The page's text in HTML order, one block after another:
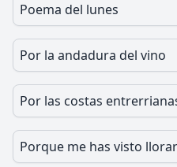
Poema del lunes
Por la andadura del vino
Por las costas
Porque me has visto llorar